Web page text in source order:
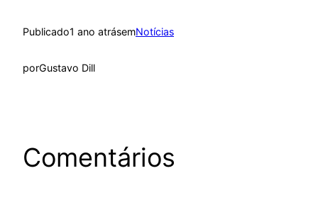
Publicado1 ano atrásemNotícias
porGustavo Dill
Comentários